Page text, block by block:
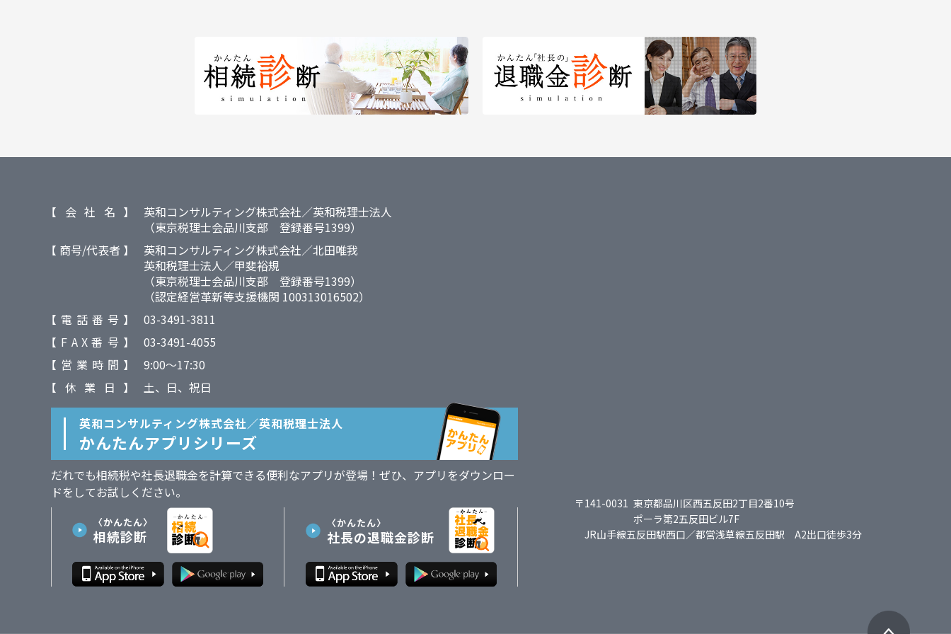
【 会 社 名 】 英和コンサルティング株式会社／英和税理士法人
（東京税理士会品川支部 登録番号1399）
【 商号/代表者 】
英和コンサルティング株式会社／北田唯我
英和税理士法人／甲斐裕規
（東京税理士会品川支部 登録番号1399）
（認定経営革新等支援機関 100313016502）
【 電 話 番 号 】
03-3491-3811
【 F A X 番 号 】
03-3491-4055
【 営 業 時 間 】
9:00～17:30
【 休 業 日 】
土、日、祝日
英和コンサルティング株式会社／英和税理士法人
かんたんアプリシリーズ
だれでも相続税や社長退職金を計算できる便利なアプリが登場！ぜひ、アプリをダウンロー
ドをしてお試しください。
〈かんたん〉
相続診断
〈かんたん〉
社長の退職金診断
〒141-0031 東京都品川区西五反田2丁目2番10号
ポーラ第2五反田ビル7F
JR山手線五反田駅西口／都営浅草線五反田駅 A2出口徒歩3分